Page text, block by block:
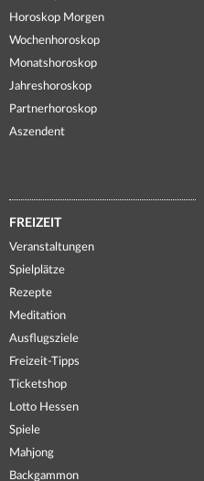
Horoskop Morgen
Wochenhoroskop
Monatshoroskop
Jahreshoroskop
Partnerhoroskop
Aszendent
FREIZEIT
Veranstaltungen
Spielplätze
Rezepte
Meditation
Ausflugsziele
Freizeit-Tipps
Ticketshop
Lotto Hessen
Spiele
Mahjong
Backgammon